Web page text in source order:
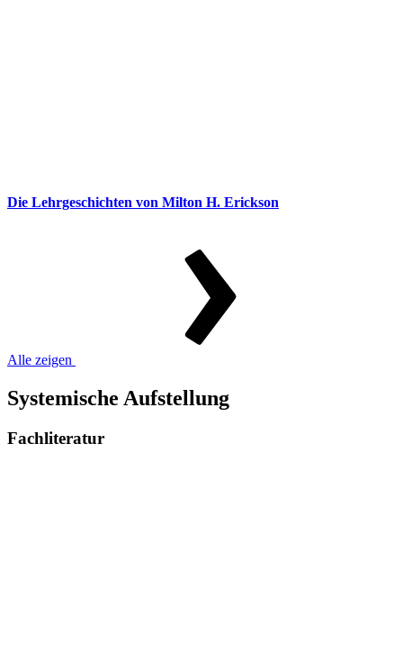
Die Lehrgeschichten von Milton H. Erickson
Alle zeigen
Systemische Aufstellung
Fachliteratur